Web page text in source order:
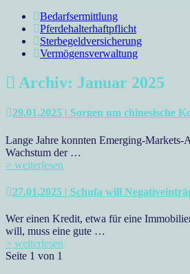
Bedarfsermittlung
Pferdehalterhaftpflicht
Sterbegeldversicherung
Vermögensverwaltung
Archiv: Januar 2025
29.01.2025 | Sorgen um chinesische
Lange Jahre konnten Emerging-Markets-
Wachstum der …
> weiterlesen
27.01.2025 | Schufa will
Wer einen Kredit, etwa für eine
will, muss eine gute …
> weiterlesen
Seite 1 von 1